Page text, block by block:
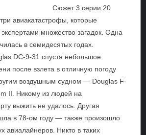
Сюжет 3 серии 20
авиакатастрофы, которые
множество загадок. Одна
в семидесятых годах.
DC-9-31 спустя небольшое
после взлета в отличную погоду
воздушным судном — Douglas F-
II. Никому из людей на
выжить не удалось. Другая
в 78-ом году — также произошло
авиалайнеров. Никто в таких